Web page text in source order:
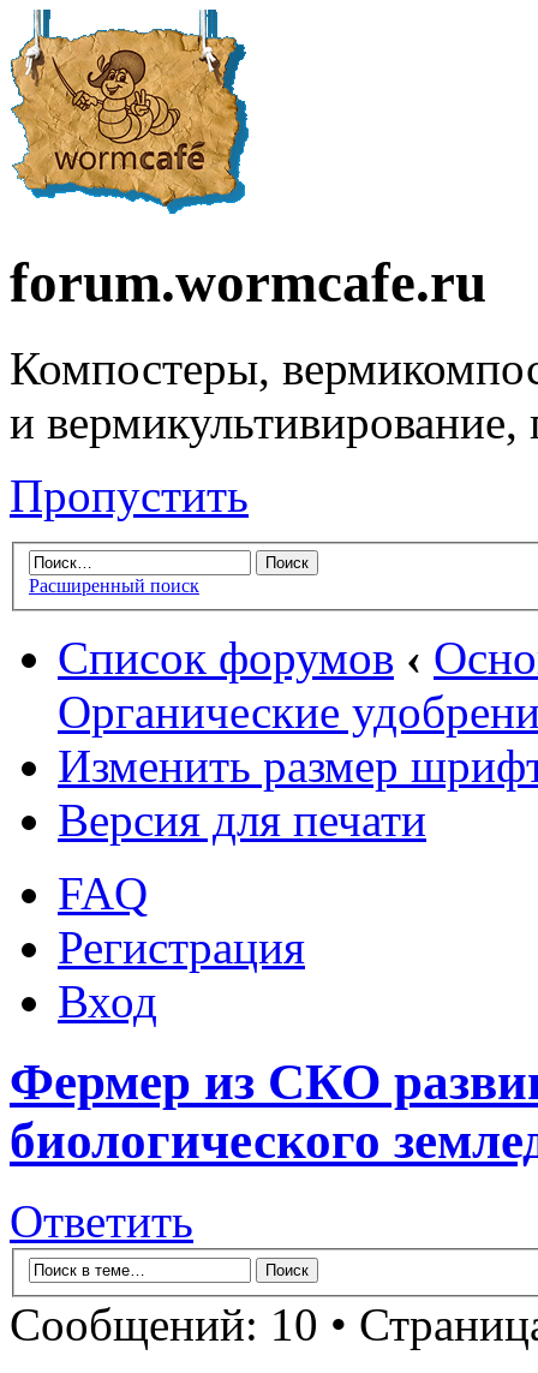
forum.wormcafe.ru
Компостеры,
и
Пропустить
Расширенный поиск
Список форумов ‹
Органические
Изменить размер
Версия для печати
FAQ
Регистрация
Вход
Фермер из СКО
биологического
Ответить
Сообщений: 10 •